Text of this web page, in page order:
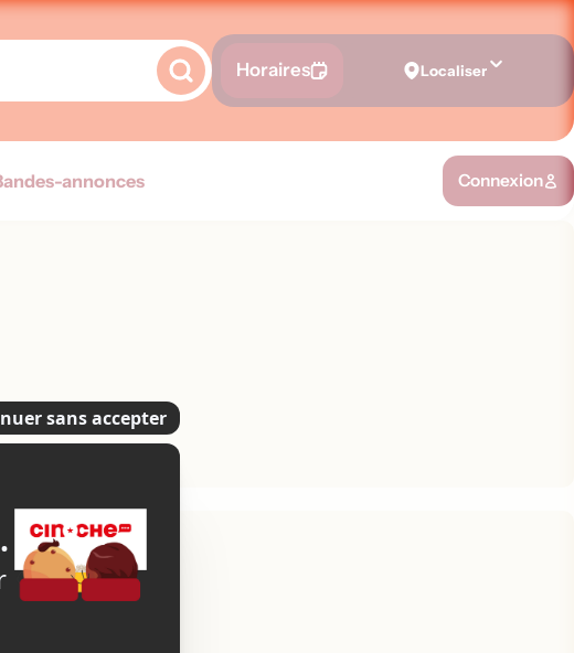
Horaires Localiser
annonces Connexion